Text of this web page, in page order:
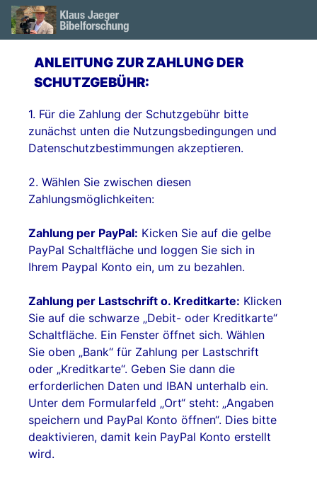
ANLEITUNG ZUR ZAHLUNG DER
SCHUTZGEBÜHR:
1. Für die Zahlung der Schutzgebühr bitte
zunächst unten die Nutzungsbedingungen und
Datenschutzbestimmungen akzeptieren.
2. Wählen Sie zwischen diesen
Zahlungsmöglichkeiten:
Zahlung per PayPal: Kicken Sie auf die gelbe
PayPal Schaltfläche und loggen Sie sich in
Ihrem Paypal Konto ein, um zu bezahlen.
Zahlung per Lastschrift o. Kreditkarte: Klicken
Sie auf die schwarze „Debit- oder Kreditkarte“
Schaltfläche. Ein Fenster öffnet sich. Wählen
Sie oben „Bank“ für Zahlung per Lastschrift
oder „Kreditkarte“. Geben Sie dann die
erforderlichen Daten und IBAN unterhalb ein.
Unter dem Formularfeld „Ort“ steht: „Angaben
speichern und PayPal Konto öffnen“. Dies bitte
deaktivieren, damit kein PayPal Konto erstellt
wird.